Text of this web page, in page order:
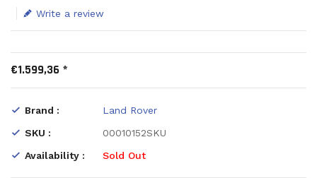
Write a review
€1.599,36 *
Brand :
Land Rover
SKU :
00010152SKU
Availability :
Sold Out